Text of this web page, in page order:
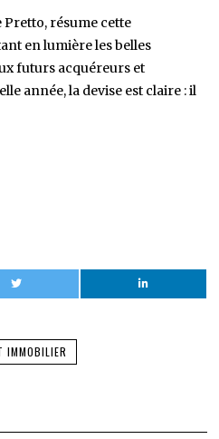
résume cette
en lumière les belles
futurs acquéreurs et
année, la devise est claire : il
IMMOBILIER